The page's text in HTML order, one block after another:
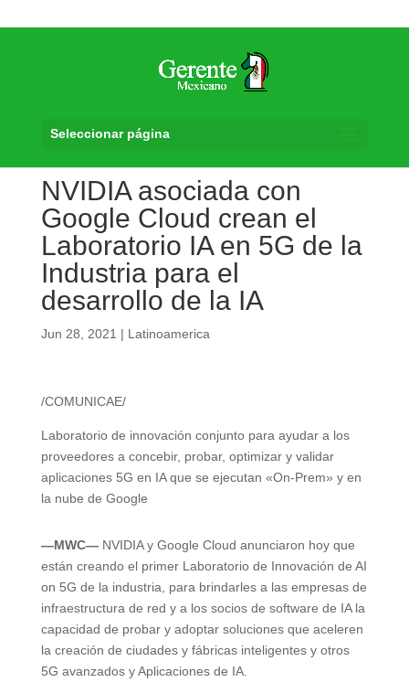
Seleccionar página
NVIDIA asociada con
Google Cloud crean el
Laboratorio IA en 5G de la
Industria para el
desarrollo de la IA
Jun 28, 2021 | Latinoamerica
/COMUNICAE/
Laboratorio de innovación conjunto para ayudar a los
proveedores a concebir, probar, optimizar y validar
aplicaciones 5G en IA que se ejecutan «On-Prem» y en
la nube de Google
—MWC— NVIDIA y Google Cloud anunciaron hoy que
están creando el primer Laboratorio de Innovación de AI
on 5G de la industria, para brindarles a las empresas de
infraestructura de red y a los socios de software de IA la
capacidad de probar y adoptar soluciones que aceleren
la creación de ciudades y fábricas inteligentes y otros
5G avanzados y Aplicaciones de IA.